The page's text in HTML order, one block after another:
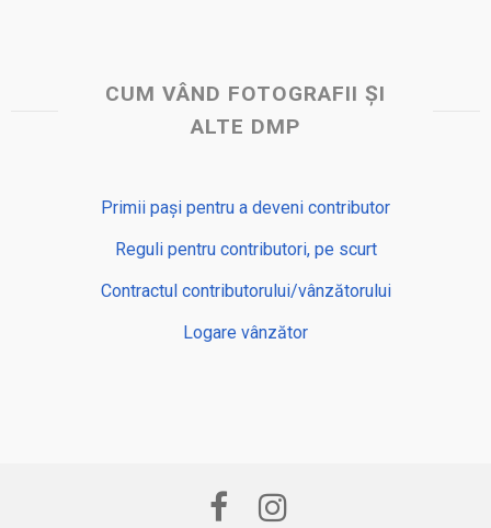
CUM VÂND FOTOGRAFII ȘI
ALTE DMP
Primii pași pentru a deveni contributor
Reguli pentru contributori, pe scurt
Contractul contributorului/vânzătorului
Logare vânzător